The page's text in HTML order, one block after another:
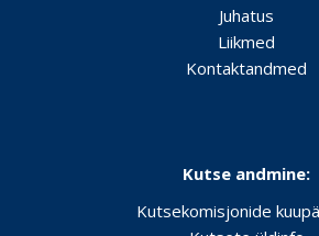
Juhatus
Liikmed
Kontaktandmed
Kutse andmine:
Kutsekomisjonide